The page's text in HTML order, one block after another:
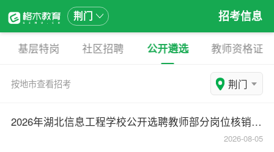
荆门 招考信息
基层特岗 社区招聘 公开遴选 教师资格证
按地市查看招考 荆门
2026年湖北信息工程学校公开选聘教师部分岗位核销公告
2026-08-05